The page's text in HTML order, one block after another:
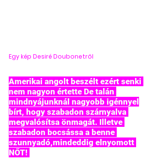
Egy kép Desiré Doubonetről
Amerikai angolt beszélt ezért senki
nem nagyon értette De talán
mindnyájunknál nagyobb igénnyel
bírt, hogy szabadon szárnyalva
megvalósítsa önmagát. Illetve
szabadon bocsássa a benne
szunnyadó,mindeddig elnyomott
NŐT!